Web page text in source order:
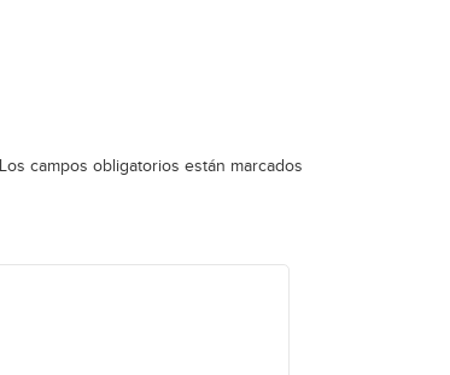
Los campos obligatorios están marcados